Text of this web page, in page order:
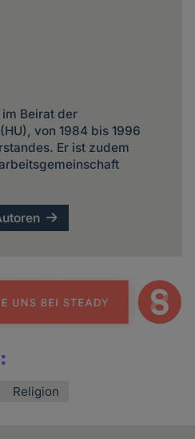
Beirat der
von 1984 bis 1996
Er ist zudem
Religion